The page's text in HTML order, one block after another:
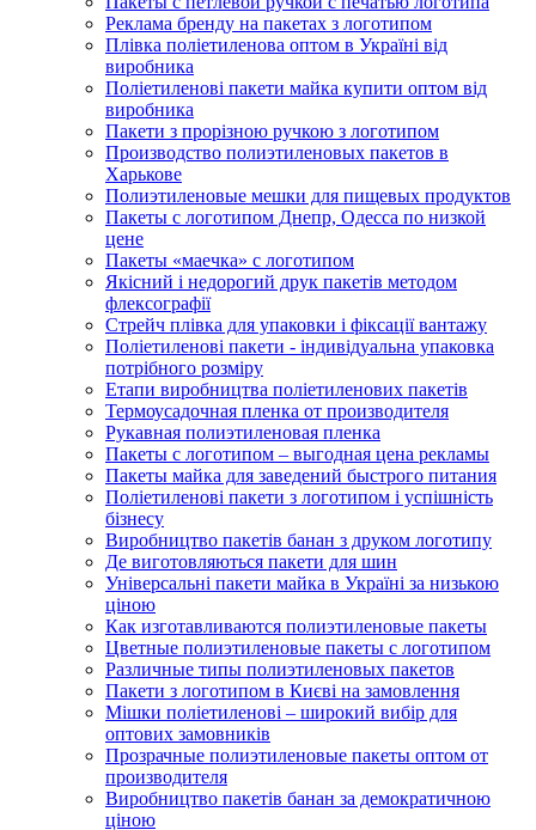
Реклама бренду на пакетах з логотипом
Плівка поліетиленова оптом в Україні від
виробника
Поліетиленові пакети майка купити оптом від
виробника
Пакети з прорізною ручкою з логотипом
Производство полиэтиленовых пакетов в
Харькове
Полиэтиленовые мешки для пищевых продуктов
Пакеты с логотипом Днепр, Одесса по низкой
цене
Пакеты «маечка» с логотипом
Якісний і недорогий друк пакетів методом
флексографії
Стрейч плівка для упаковки і фіксації вантажу
Поліетиленові пакети - індивідуальна упаковка
потрібного розміру
Етапи виробництва поліетиленових пакетів
Термоусадочная пленка от производителя
Рукавная полиэтиленовая пленка
Пакеты с логотипом – выгодная цена рекламы
Пакеты майка для заведений быстрого питания
Поліетиленові пакети з логотипом і успішність
бізнесу
Виробництво пакетів банан з друком логотипу
Де виготовляються пакети для шин
Універсальні пакети майка в Україні за низькою
ціною
Как изготавливаются полиэтиленовые пакеты
Цветные полиэтиленовые пакеты с логотипом
Различные типы полиэтиленовых пакетов
Пакети з логотипом в Києві на замовлення
Мішки поліетиленові – широкий вибір для
оптових замовників
Прозрачные полиэтиленовые пакеты оптом от
производителя
Виробництво пакетів банан за демократичною
ціною